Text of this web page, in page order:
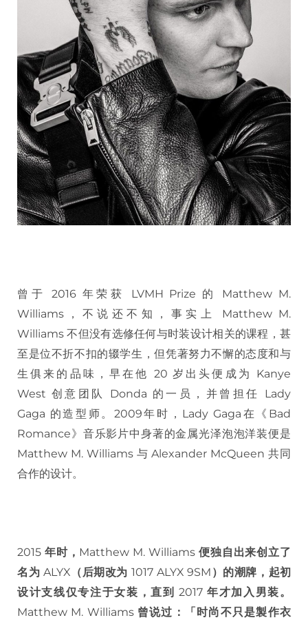
曾于 2016 年荣获 LVMH Prize 的 Matthew M.
Williams，不说还不知，事实上 Matthew M.
Williams 不但没有选修任何与时装设计相关的课程，甚
至是位不折不扣的辍学生，但凭著努力不懈的态度和与
生俱来的品味，早在他 20 岁出头便成为 Kanye
West 创意团队 Donda 的一员，并曾担任 Lady
Gaga 的造型师。2009年时，Lady Gaga在《Bad
Romance》音乐影片中身著的金属光泽泡泡洋装便是
Matthew M. Williams 与 Alexander McQueen 共同
合作的设计。
2015 年时， Matthew M. Williams便独自出来创立了
名为 ALYX （后期改为1017 ALYX 9SM ）的潮牌，起初
设计支线仅专注于女装，直到 2017年才加入男装。
Matthew M. Williams 曾说过：「时尚不只是製作衣